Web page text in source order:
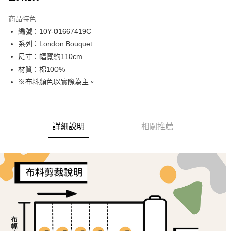
Apple Pay
街口支付
Google Pay
AFTEE先享後付
１．簡單：不需註冊會員、不需綁卡、不需儲值。
３．安心：先確認商品／服務後，再付款。
【「AFTEE先享後付」結帳流程】
１．於結帳方式選擇「AFTEE先享後付」後，將跳轉至「AFTEE先享後付」
結帳頁面，進行簡訊認證並確認金額後，即可完成結帳。
２．訂單成立數日內，您將收到繳費通知簡訊。
３．收到繳費通知簡訊後14天內，點擊此簡訊中的連結，可透過四大超商／
ATM／網路銀行／等多元方式進行付款，方視為交易完成。
※ 請注意：結帳手續完成當下不需立刻繳費，但若您需要取消訂單，請聯絡
全家取貨付款
每筆NT$65，滿NT$1,500(含以上)免運費
每筆NT$65，滿NT$1,500(含以上)免運費
宅配
商品特色
編號：10Y-01667419C
系列：London Bouquet
尺寸：幅寬約110cm
材質：棉100%
※布料顏色以實際為主。
詳細說明 相關推薦